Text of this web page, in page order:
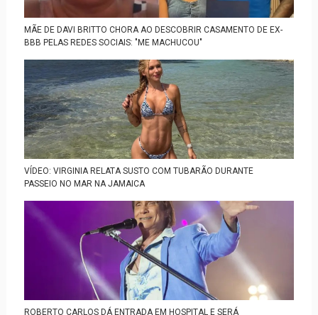
MÃE DE DAVI BRITTO CHORA AO DESCOBRIR CASAMENTO DE EX-
BBB PELAS REDES SOCIAIS: "ME MACHUCOU"
VÍDEO: VIRGINIA RELATA SUSTO COM TUBARÃO DURANTE
PASSEIO NO MAR NA JAMAICA
ROBERTO CARLOS DÁ ENTRADA EM HOSPITAL E SERÁ